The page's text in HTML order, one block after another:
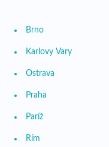
Brno
Karlovy Vary
Ostrava
Praha
Paríž
Rím